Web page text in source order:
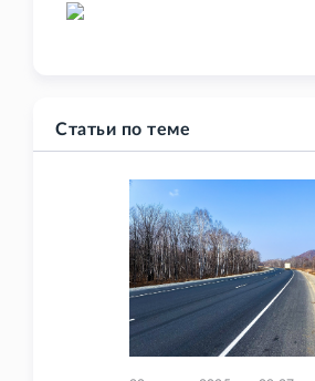
Статьи по теме